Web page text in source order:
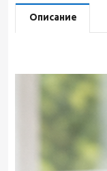
Описание